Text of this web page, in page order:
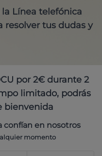
Línea telefónica
resolver tus dudas y
por 2€ durante 2
limitado, podrás
bienvenida
confían en nosotros
momento